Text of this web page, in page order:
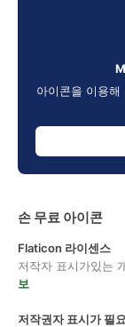
아이콘을 이용
손 무료 아이콘
Flaticon 라이센스
저작자 표시가있는
보
저작권자 표시가 필